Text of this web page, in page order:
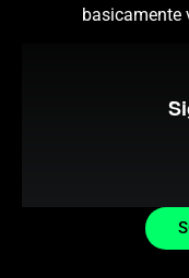
basicamente